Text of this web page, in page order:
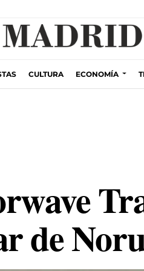
CULTURA ECONOMÍA
de